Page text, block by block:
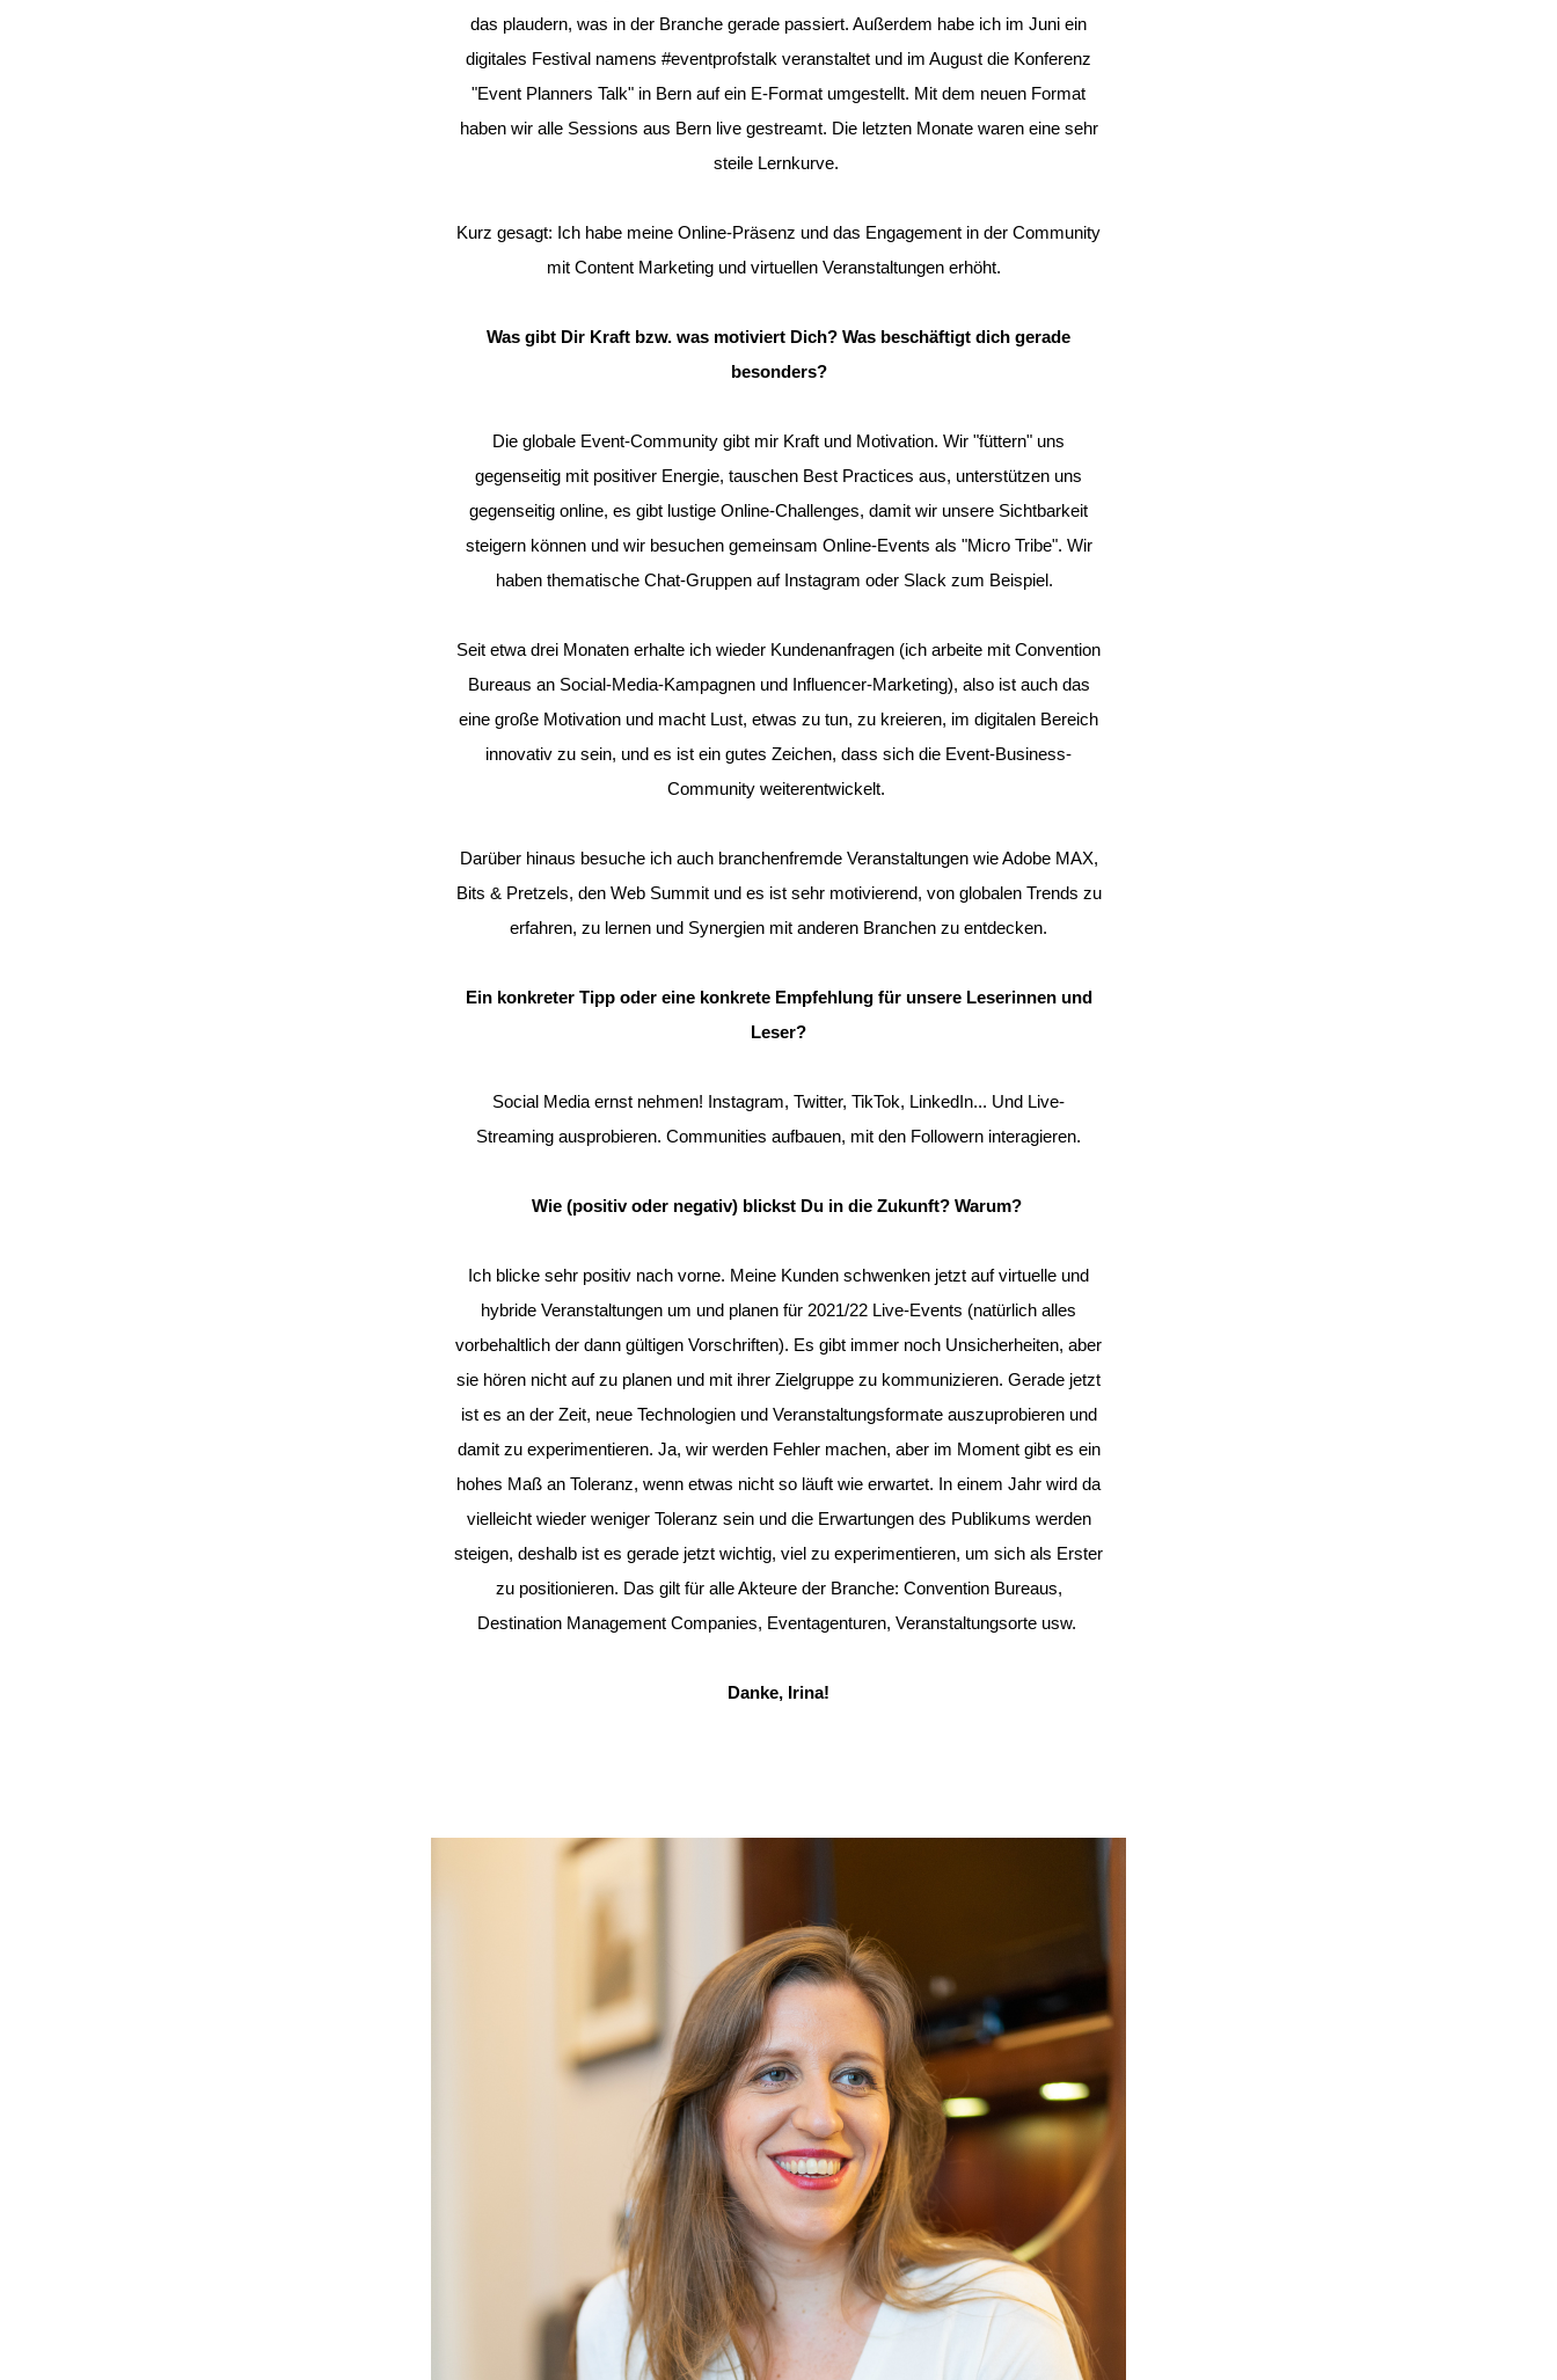
das plaudern, was in der Branche gerade passiert. Außerdem habe ich im Juni ein
digitales Festival namens #eventprofstalk veranstaltet und im August die Konferenz
"Event Planners Talk" in Bern auf ein E-Format umgestellt. Mit dem neuen Format
haben wir alle Sessions aus Bern live gestreamt. Die letzten Monate waren eine sehr
steile Lernkurve.
Kurz gesagt: Ich habe meine Online-Präsenz und das Engagement in der Community
mit Content Marketing und virtuellen Veranstaltungen erhöht.
Was gibt Dir Kraft bzw. was motiviert Dich? Was beschäftigt dich gerade
besonders?
Die globale Event-Community gibt mir Kraft und Motivation. Wir "füttern" uns
gegenseitig mit positiver Energie, tauschen Best Practices aus, unterstützen uns
gegenseitig online, es gibt lustige Online-Challenges, damit wir unsere Sichtbarkeit
steigern können und wir besuchen gemeinsam Online-Events als "Micro Tribe". Wir
haben thematische Chat-Gruppen auf Instagram oder Slack zum Beispiel.
Seit etwa drei Monaten erhalte ich wieder Kundenanfragen (ich arbeite mit Convention
Bureaus an Social-Media-Kampagnen und Influencer-Marketing), also ist auch das
eine große Motivation und macht Lust, etwas zu tun, zu kreieren, im digitalen Bereich
innovativ zu sein, und es ist ein gutes Zeichen, dass sich die Event-Business-
Community weiterentwickelt.
Darüber hinaus besuche ich auch branchenfremde Veranstaltungen wie Adobe MAX,
Bits & Pretzels, den Web Summit und es ist sehr motivierend, von globalen Trends zu
erfahren, zu lernen und Synergien mit anderen Branchen zu entdecken.
Ein konkreter Tipp oder eine konkrete Empfehlung für unsere Leserinnen und
Leser?
Social Media ernst nehmen! Instagram, Twitter, TikTok, LinkedIn... Und Live-
Streaming ausprobieren. Communities aufbauen, mit den Followern interagieren.
Wie (positiv oder negativ) blickst Du in die Zukunft? Warum?
Ich blicke sehr positiv nach vorne. Meine Kunden schwenken jetzt auf virtuelle und
hybride Veranstaltungen um und planen für 2021/22 Live-Events (natürlich alles
vorbehaltlich der dann gültigen Vorschriften). Es gibt immer noch Unsicherheiten, aber
sie hören nicht auf zu planen und mit ihrer Zielgruppe zu kommunizieren. Gerade jetzt
ist es an der Zeit, neue Technologien und Veranstaltungsformate auszuprobieren und
damit zu experimentieren. Ja, wir werden Fehler machen, aber im Moment gibt es ein
hohes Maß an Toleranz, wenn etwas nicht so läuft wie erwartet. In einem Jahr wird da
vielleicht wieder weniger Toleranz sein und die Erwartungen des Publikums werden
steigen, deshalb ist es gerade jetzt wichtig, viel zu experimentieren, um sich als Erster
zu positionieren. Das gilt für alle Akteure der Branche: Convention Bureaus,
Destination Management Companies, Eventagenturen, Veranstaltungsorte usw.
Danke, Irina!